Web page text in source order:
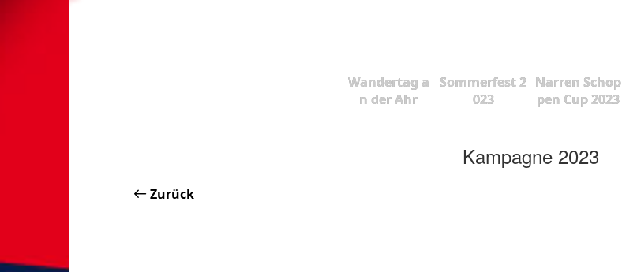
Wandertag a
n der Ahr
Sommerfest 2
023
Narren Schop
pen Cup 2023
Kampagne 2023
Zurück